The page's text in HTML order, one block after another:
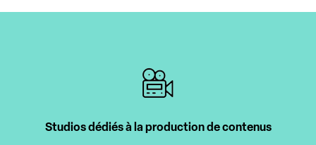
Studios dédiés à la production de contenus